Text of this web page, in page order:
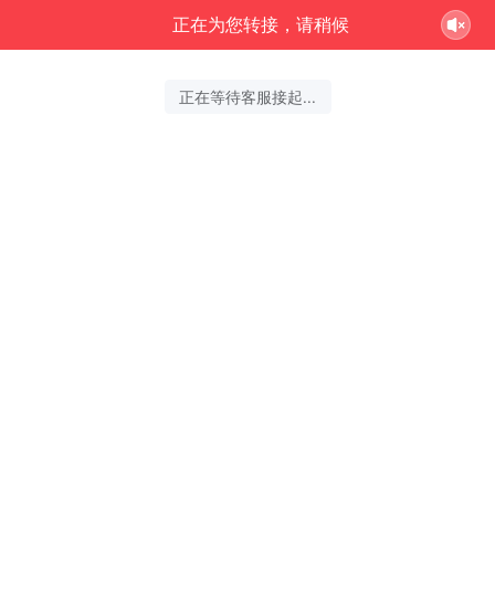
正在为您转接，请稍候
正在等待客服接起...